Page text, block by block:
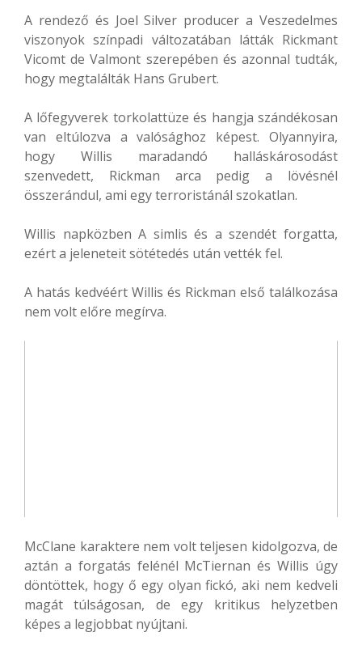
A rendező és Joel Silver producer a Veszedelmes
viszonyok színpadi változatában látták Rickmant
Vicomt de Valmont szerepében és azonnal tudták,
hogy megtalálták Hans Grubert.
A lőfegyverek torkolattüze és hangja szándékosan
van eltúlozva a valósághoz képest. Olyannyira,
hogy Willis maradandó halláskárosodást
szenvedett, Rickman arca pedig a lövésnél
összerándul, ami egy terroristánál szokatlan.
Willis napközben A simlis és a szendét forgatta,
ezért a jeleneteit sötétedés után vették fel.
A hatás kedvéért Willis és Rickman első találkozása
nem volt előre megírva.
McClane karaktere nem volt teljesen kidolgozva, de
aztán a forgatás felénél McTiernan és Willis úgy
döntöttek, hogy ő egy olyan fickó, aki nem kedveli
magát túlságosan, de egy kritikus helyzetben
képes a legjobbat nyújtani.